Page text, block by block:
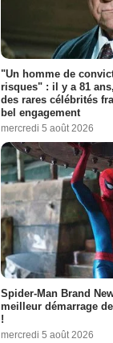
"Un homme de
risques" : il y a 81
des rares célébrités
bel engagement
mercredi 5 août 2026
Spider-Man Brand
meilleur démarrage
!
mercredi 5 août 2026